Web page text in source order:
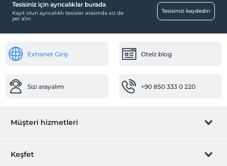
Tesisiniz için ayrıcalıklar burada
Kayıt olun ayrıcalıklı tesisler arasında siz de
yer alın
Tesisinizi kaydedin
Extranet Giriş Otelz blog
Sizi arayalım +90 850 333 0 220
Müşteri hizmetleri
Rezervasyon yönet
Keşfet